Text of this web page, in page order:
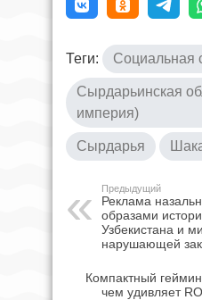
Теги: Социальная
Сырдарьинская
империя)
Сырдарья
Предыдущий
Реклама
образами
Узбекистана и
нарушающей
Компактный
чем удивляет